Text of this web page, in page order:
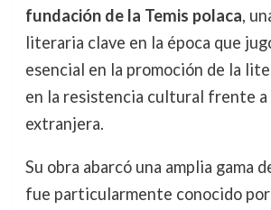
fundación de la Temis polaca,
literaria clave en la época que
esencial en la promoción de la
en la resistencia cultural frente a
extranjera.
Su obra abarcó una amplia gama
fue particularmente conocido por